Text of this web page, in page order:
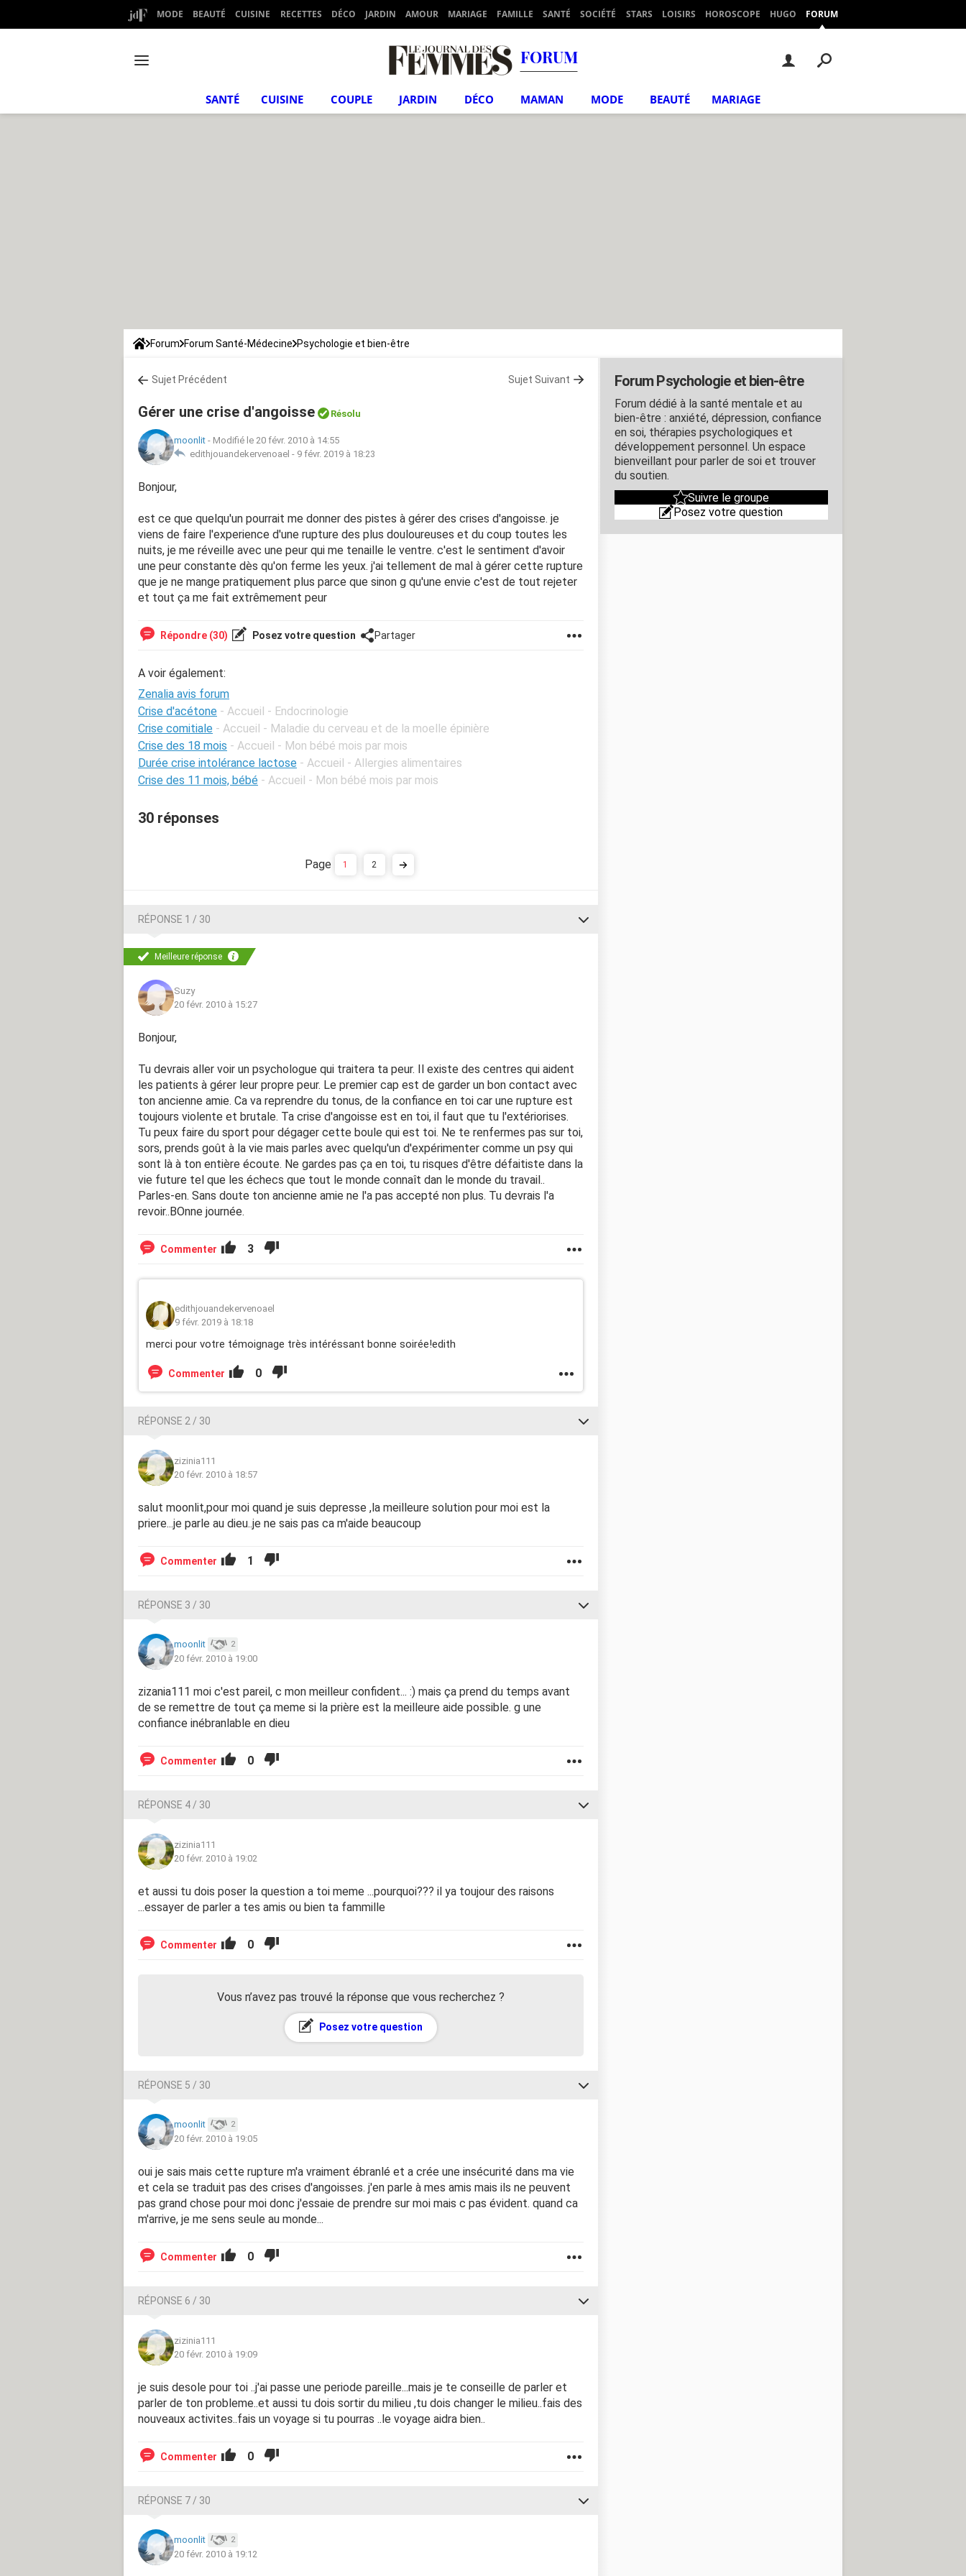
MODE BEAUTÉ CUISINE RECETTES DÉCO JARDIN AMOUR MARIAGE FAMILLE SANTÉ SOCIÉTÉ STARS LOISIRS HOROSCOPE HUGO FORUM
FORUM
SANTÉ CUISINE COUPLE JARDIN DÉCO MAMAN MODE BEAUTÉ MARIAGE
Forum Forum Santé-Médecine Psychologie et bien-être
Sujet Précédent Sujet Suivant
Gérer une crise d'angoisse Résolu
moonlit - Modifié le 20 févr. 2010 à 14:55
edithjouandekervenoael - 9 févr. 2019 à 18:23
Bonjour,
est ce que quelqu'un pourrait me donner des pistes à gérer des crises d'angoisse. je
viens de faire l'experience d'une rupture des plus douloureuses et du coup toutes les
nuits, je me réveille avec une peur qui me tenaille le ventre. c'est le sentiment d'avoir
une peur constante dès qu'on ferme les yeux. j'ai tellement de mal à gérer cette rupture
que je ne mange pratiquement plus parce que sinon g qu'une envie c'est de tout rejeter
et tout ça me fait extrêmement peur
Répondre (30) Posez votre question Partager
A voir également:
Zenalia avis forum
Crise d'acétone - Accueil - Endocrinologie
Crise comitiale - Accueil - Maladie du cerveau et de la moelle épinière
Crise des 18 mois - Accueil - Mon bébé mois par mois
Durée crise intolérance lactose - Accueil - Allergies alimentaires
Crise des 11 mois, bébé - Accueil - Mon bébé mois par mois
30 réponses
1 2
RÉPONSE 1 / 30
Meilleure réponse
Suzy
20 févr. 2010 à 15:27
Bonjour,
Tu devrais aller voir un psychologue qui traitera ta peur. Il existe des centres qui aident
les patients à gérer leur propre peur. Le premier cap est de garder un bon contact avec
ton ancienne amie. Ca va reprendre du tonus, de la confiance en toi car une rupture est
toujours violente et brutale. Ta crise d'angoisse est en toi, il faut que tu l'extériorises.
Tu peux faire du sport pour dégager cette boule qui est toi. Ne te renfermes pas sur toi,
sors, prends goût à la vie mais parles avec quelqu'un d'expérimenter comme un psy qui
sont là à ton entière écoute. Ne gardes pas ça en toi, tu risques d'être défaitiste dans la
vie future tel que les échecs que tout le monde connaît dan le monde du travail..
Parles-en. Sans doute ton ancienne amie ne l'a pas accepté non plus. Tu devrais l'a
revoir..BOnne journée.
Commenter 3
edithjouandekervenoael
9 févr. 2019 à 18:18
merci pour votre témoignage très intéréssant bonne soirée!edith
Commenter 0
RÉPONSE 2 / 30
zizinia111
20 févr. 2010 à 18:57
salut moonlit,pour moi quand je suis depresse ,la meilleure solution pour moi est la
priere...je parle au dieu..je ne sais pas ca m'aide beaucoup
Commenter 1
RÉPONSE 3 / 30
moonlit 2
20 févr. 2010 à 19:00
zizania111 moi c'est pareil, c mon meilleur confident... :) mais ça prend du temps avant
de se remettre de tout ça meme si la prière est la meilleure aide possible. g une
confiance inébranlable en dieu
Commenter 0
RÉPONSE 4 / 30
zizinia111
20 févr. 2010 à 19:02
et aussi tu dois poser la question a toi meme ...pourquoi??? il ya toujour des raisons
...essayer de parler a tes amis ou bien ta fammille
Commenter 0
Vous n’avez pas trouvé la réponse que vous recherchez ?
Posez votre question
RÉPONSE 5 / 30
moonlit 2
20 févr. 2010 à 19:05
oui je sais mais cette rupture m'a vraiment ébranlé et a crée une insécurité dans ma vie
et cela se traduit pas des crises d'angoisses. j'en parle à mes amis mais ils ne peuvent
pas grand chose pour moi donc j'essaie de prendre sur moi mais c pas évident. quand ca
m'arrive, je me sens seule au monde...
Commenter 0
RÉPONSE 6 / 30
zizinia111
20 févr. 2010 à 19:09
je suis desole pour toi ..j'ai passe une periode pareille...mais je te conseille de parler et
parler de ton probleme..et aussi tu dois sortir du milieu ,tu dois changer le milieu..fais des
nouveaux activites..fais un voyage si tu pourras ..le voyage aidra bien..
Commenter 0
RÉPONSE 7 / 30
moonlit 2
20 févr. 2010 à 19:12
Forum Psychologie et bien-être
Forum dédié à la santé mentale et au
bien-être : anxiété, dépression, confiance
en soi, thérapies psychologiques et
développement personnel. Un espace
bienveillant pour parler de soi et trouver
du soutien.
Suivre le groupe
Posez votre question